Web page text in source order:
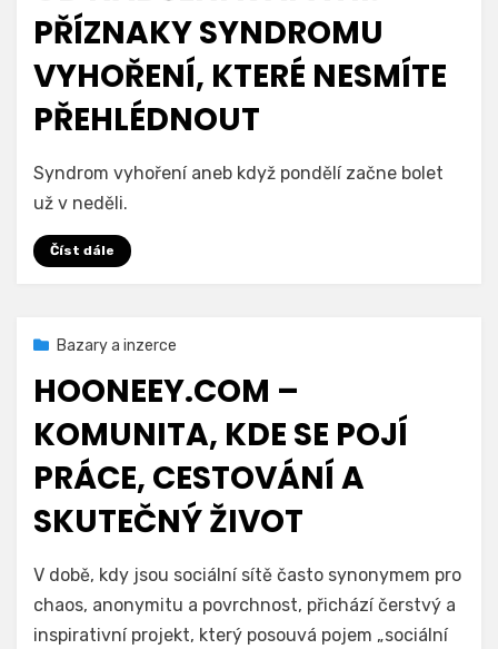
PŘÍZNAKY SYNDROMU
VYHOŘENÍ, KTERÉ NESMÍTE
PŘEHLÉDNOUT
Autor We Are For Humans
Přidat komentář
na
nesmíte
přehlédnout
Syndrom vyhoření aneb když pondělí začne bolet
už v neděli.
Číst dále
Zveřejněno
12. 10. 2025
Bazary a inzerce
HOONEEY.COM –
KOMUNITA, KDE SE POJÍ
PRÁCE, CESTOVÁNÍ A
SKUTEČNÝ ŽIVOT
Autor drobec
Přidat komentář
–
komunita,
V době, kdy jsou sociální sítě často synonymem pro
chaos, anonymitu a povrchnost, přichází čerstvý a
inspirativní projekt, který posouvá pojem „sociální